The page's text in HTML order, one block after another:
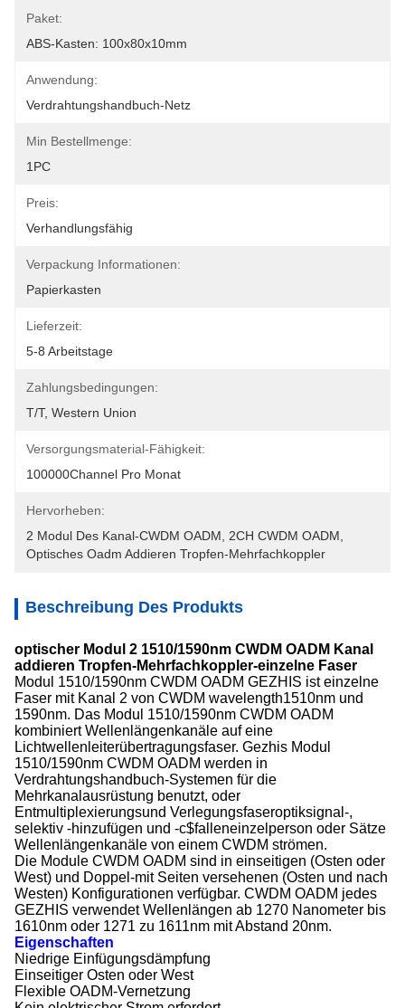
Paket:
ABS-Kasten: 100x80x10mm
Anwendung:
Verdrahtungshandbuch-Netz
Min Bestellmenge:
1PC
Preis:
Verhandlungsfähig
Verpackung Informationen:
Papierkasten
Lieferzeit:
5-8 Arbeitstage
Zahlungsbedingungen:
T/T, Western Union
Versorgungsmaterial-Fähigkeit:
100000Channel Pro Monat
Hervorheben:
2 Modul Des Kanal-CWDM OADM
2CH CWDM OADM
Optisches Oadm Addieren Tropfen-Mehrfachkoppler
Beschreibung Des Produkts
optischer Modul 2 1510/1590nm CWDM OADM Kanal
addieren Tropfen-Mehrfachkoppler-einzelne Faser
Modul 1510/1590nm CWDM OADM GEZHIS ist einzelne
Faser mit Kanal 2 von CWDM wavelength1510nm und
1590nm. Das Modul 1510/1590nm CWDM OADM
kombiniert Wellenlängenkanäle auf eine
Lichtwellenleiterübertragungsfaser. Gezhis Modul
1510/1590nm CWDM OADM werden in
Verdrahtungshandbuch-Systemen für die
Mehrkanalausrüstung benutzt, oder
Entmultiplexierungsund Verlegungsfaseroptiksignal-,
selektiv -hinzufügen und -c$falleneinzelperson oder Sätze
Wellenlängenkanäle von einem CWDM strömen.
Die Module CWDM OADM sind in einseitigen (Osten oder
West) und Doppel-mit Seiten versehenen (Osten und nach
Westen) Konfigurationen verfügbar. CWDM OADM jedes
GEZHIS verwendet Wellenlängen ab 1270 Nanometer bis
1610nm oder 1271 zu 1611nm mit Abstand 20nm.
Eigenschaften
Niedrige Einfügungsdämpfung
Einseitiger Osten oder West
Flexible OADM-Vernetzung